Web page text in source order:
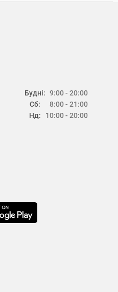
Будні:
Сб:
Нд:
9:00 - 20:00
8:00 - 21:00
10:00 - 20:00